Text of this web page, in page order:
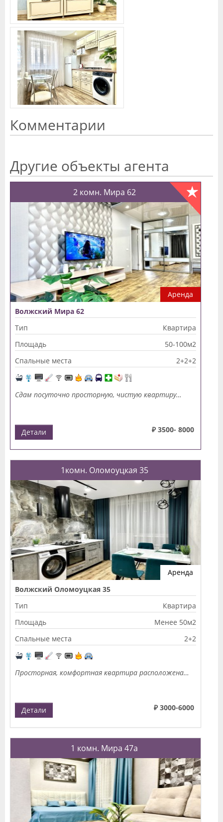
Комментарии
Другие объекты агента
2 комн. Мира 62
Аренда
Волжский Мира 62
Тип
Квартира
Площадь
50-100м2
Спальные места
2+2+2
Сдам посуточно просторную, чистую квартиру…
₽ 3500- 8000
Детали
1комн. Оломоуцкая 35
Аренда
Волжский Оломоуцкая 35
Тип
Квартира
Площадь
Менее 50м2
Спальные места
2+2
Просторная, комфортная квартира расположена…
₽ 3000-6000
Детали
1 комн. Мира 47а